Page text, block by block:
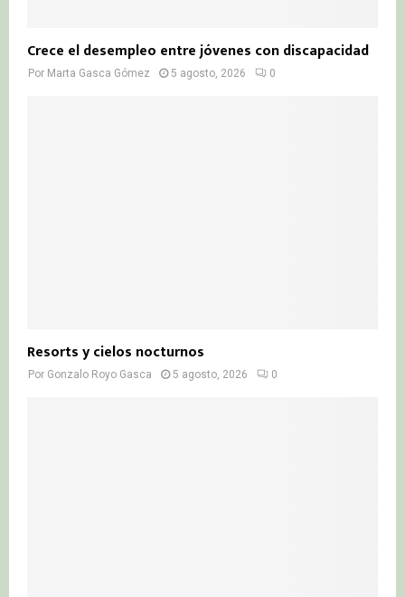
Crece el desempleo entre jóvenes con discapacidad
Por Marta Gasca Gómez 5 agosto, 2026 0
Resorts y cielos nocturnos
Por Gonzalo Royo Gasca 5 agosto, 2026 0